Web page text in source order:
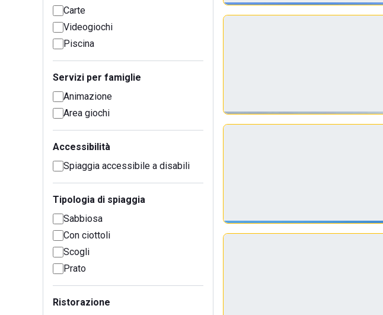
Carte
Videogiochi
Piscina
Servizi per famiglie
Animazione
Area giochi
Accessibilità
Spiaggia accessibile a disabili
Tipologia di spiaggia
Sabbiosa
Con ciottoli
Scogli
Prato
Ristorazione